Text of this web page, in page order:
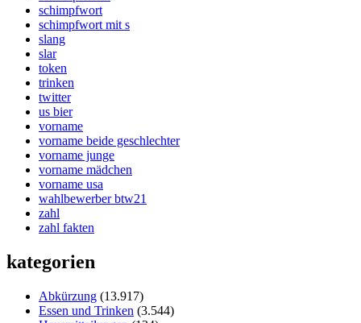
schimpfwort
schimpfwort mit s
slang
slar
token
trinken
twitter
us bier
vorname
vorname beide geschlechter
vorname junge
vorname mädchen
vorname usa
wahlbewerber btw21
zahl
zahl fakten
kategorien
Abkürzung (13.917)
Essen und Trinken (3.544)